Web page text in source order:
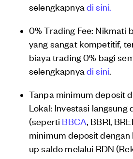
selengkapnya di sini.
0% Trading Fee: Nikmati
yang sangat kompetitif,
biaya trading 0% bagi
selengkapnya di sini.
Tanpa minimum deposit
Lokal: Investasi langsung
(seperti BBCA, BBRI,
minimum deposit
up saldo melalui RDN